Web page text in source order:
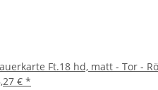
Ft.18 hd, matt - Tor -
€ *